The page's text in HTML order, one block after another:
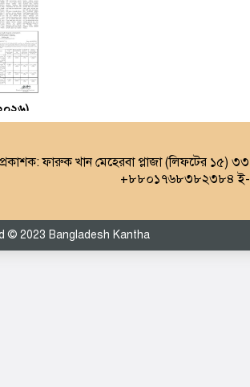
ফারুক খান মেহেরবা প্লাজা (লিফটের ১৫)
+৮৮০১৭৬৮৩৮২৩৮৪ ই-
© 2023 Bangladesh Kantha